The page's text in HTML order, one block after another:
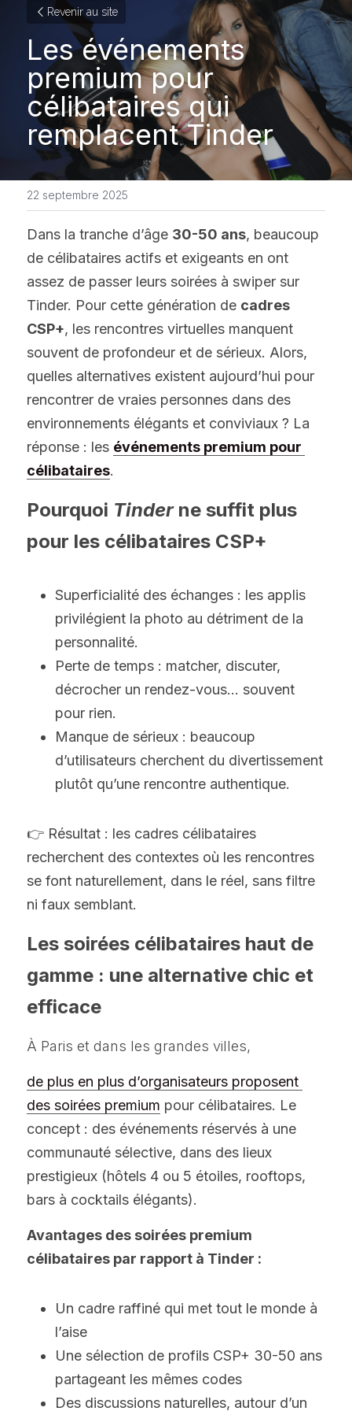
Revenir au site
Les événements
premium pour
célibataires qui
remplacent Tinder
22 septembre 2025
Dans la tranche d’âge 30-50 ans, beaucoup
de célibataires actifs et exigeants en ont
assez de passer leurs soirées à swiper sur
Tinder. Pour cette génération de cadres
CSP+, les rencontres virtuelles manquent
souvent de profondeur et de sérieux. Alors,
quelles alternatives existent aujourd’hui pour
rencontrer de vraies personnes dans des
environnements élégants et conviviaux ? La
réponse : les événements premium pour
célibataires.
Pourquoi Tinder ne suffit plus
pour les célibataires CSP+
Superficialité des échanges : les applis
privilégient la photo au détriment de la
personnalité.
Perte de temps : matcher, discuter,
décrocher un rendez-vous… souvent
pour rien.
Manque de sérieux : beaucoup
d’utilisateurs cherchent du divertissement
plutôt qu’une rencontre authentique.
👉 Résultat : les cadres célibataires
recherchent des contextes où les rencontres
se font naturellement, dans le réel, sans filtre
ni faux semblant.
Les soirées célibataires haut de
gamme : une alternative chic et
efficace
À Paris et dans les grandes villes,
de plus en plus d’organisateurs proposent
des soirées premium pour célibataires. Le
concept : des événements réservés à une
communauté sélective, dans des lieux
prestigieux (hôtels 4 ou 5 étoiles, rooftops,
bars à cocktails élégants).
Avantages des soirées premium
célibataires par rapport à Tinder :
Un cadre raffiné qui met tout le monde à
l’aise
Une sélection de profils CSP+ 30-50 ans
partageant les mêmes codes
Des discussions naturelles, autour d’un